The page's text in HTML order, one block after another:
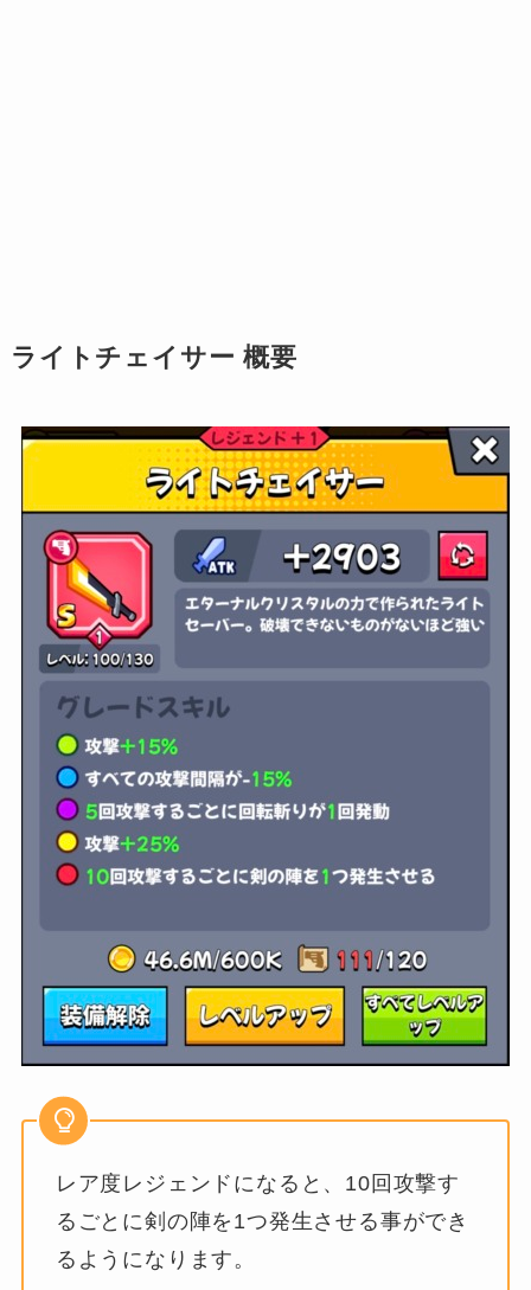
ライトチェイサー 概要
レア度レジェンドになると、10回攻撃す
るごとに剣の陣を1つ発生させる事ができ
るようになります。